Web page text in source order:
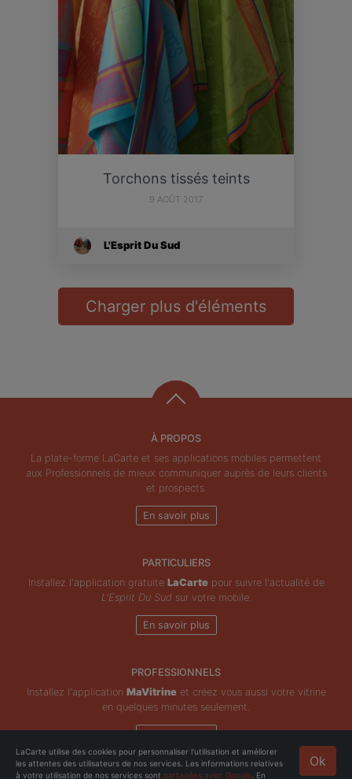
Torchons tissés teints
9 AOÛT 2017
L'Esprit Du Sud
Charger plus d'éléments
À PROPOS
La plate-forme LaCarte et ses applications mobiles permettent
aux Professionnels de mieux communiquer auprès de leurs clients
et prospects.
En savoir plus
PARTICULIERS
Installez l'application gratuite LaCartepour suivre l'actualité de
L'Esprit Du Sud sur votre mobile.
En savoir plus
PROFESSIONNELS
Installez l'application MaVitrineet créez vous aussi votre vitrine
en quelques minutes seulement.
En savoir plus
Copyright © ZeMAP 2026 - Tous droits réservés. Ok
LaCarte utilise des cookies pour personnaliser l'utilisation et améliorer
les attentes des utilisateurs de nos services. Les informations relatives
à votre utilisation de nos services sont partagées avec Google . En